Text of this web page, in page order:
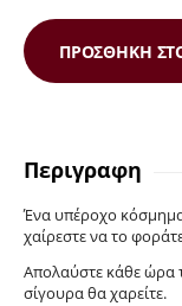
ΠΡΟΣΘΉΚΗ
Περιγραφη
Ένα υπέροχο
χαίρεστε να το
Απολαύστε κάθε ώρα
σίγουρα θα χαρείτε.